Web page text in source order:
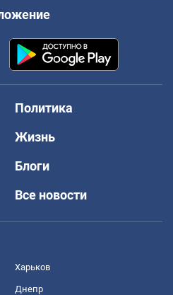
Политика
Жизнь
Блоги
Все новости
Харьков
Днепр